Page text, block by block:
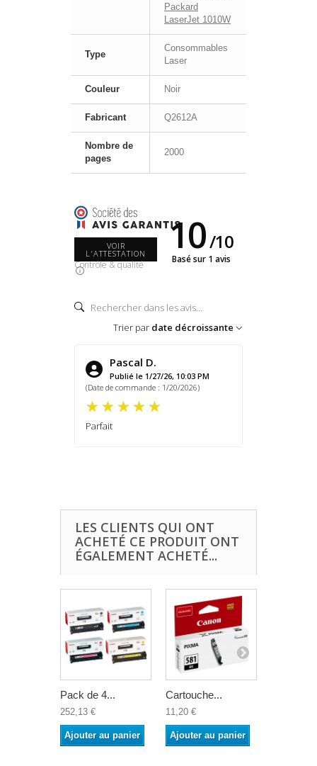
Packard
LaserJet 1010W
Type
Consommables
Laser
Couleur Noir
Fabricant Q2612A
Nombre de
pages
2000
VOIR
L'ATTESTATION
Contrôle & qualité
10/10
Basé sur 1 avis
Trier par date décroissante
Pascal D.
Publié le 1/27/26, 10:03 PM
(Date de commande : 1/20/2026)
Parfait
LES CLIENTS QUI ONT
ACHETÉ CE PRODUIT ONT
ÉGALEMENT ACHETÉ...
Pack de 4...
252,13 €
Ajouter au panier
Cartouche...
11,20 €
Ajouter au panier